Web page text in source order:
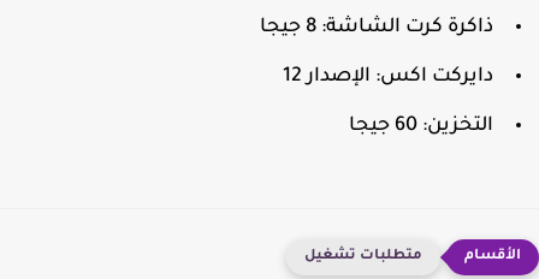
ذاكرة كرت الشاشة: 8 جيجا
دايركت اكس: الإصدار 12
التخزين: 60 جيجا
متطلبات تشغيل